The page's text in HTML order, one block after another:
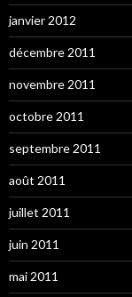
janvier 2012
décembre 2011
novembre 2011
octobre 2011
septembre 2011
août 2011
juillet 2011
juin 2011
mai 2011